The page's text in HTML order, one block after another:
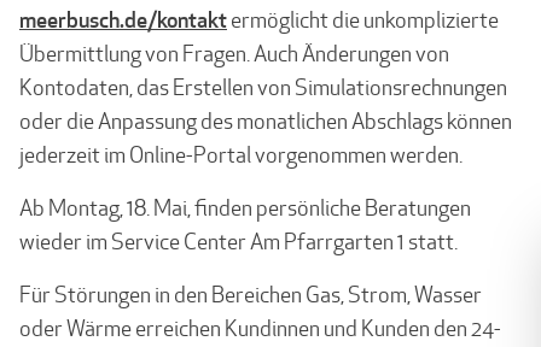
meerbusch.de/kontaktermöglicht die unkomplizierte
Übermittlung von Fragen. Auch Änderungen von
Kontodaten, das Erstellen von Simulationsrechnungen
oder die Anpassung des monatlichen Abschlags können
jederzeit im Online-Portal vorgenommen werden.
Ab Montag, 18. Mai, finden persönliche Beratungen
wieder im Service Center Am Pfarrgarten 1 statt.
Für Störungen in den Bereichen Gas, Strom, Wasser
oder Wärme erreichen Kundinnen und Kunden den 24-